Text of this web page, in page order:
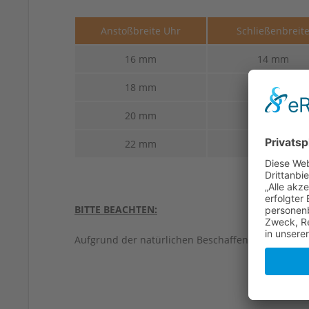
Anstoßbreite Uhr Schließenbreite
16 mm 14 mm
18 mm 16 mm
20 mm 18 mm
22 mm 18 mm
BITTE BEACHTEN:
Aufgrund der natürlichen Beschaffenheit von